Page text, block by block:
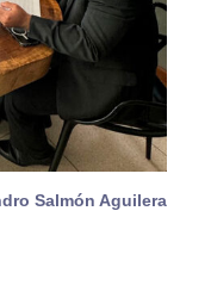
Salmón Aguilera